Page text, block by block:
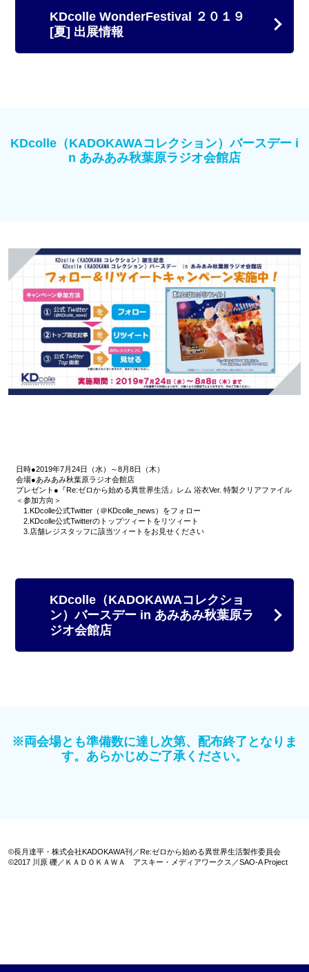
KDcolle WonderFestival ２０１９
[夏] 出展情報
KDcolle（KADOKAWAコレクション）バースデー i
n あみあみ秋葉原ラジオ会館店
日時●2019年7月24日（水）～8月8日（木）
会場●あみあみ秋葉原ラジオ会館店
プレゼント●『Re:ゼロから始める異世界生活』レム 浴衣Ver. 特製クリアファイル
＜参加方向＞
1.KDcolle公式Twitter（＠KDcolle_news）をフォロー
2.KDcolle公式Twitterのトップツィートをリツィート
3.店舗レジスタッフに該当ツィートをお見せください
KDcolle（KADOKAWAコレクショ
ン）バースデー in あみあみ秋葉原ラ
ジオ会館店
※両会場とも準備数に達し次第、配布終了となりま
す。あらかじめご了承ください。
©長月達平・株式会社KADOKAWA刊／Re:ゼロから始める異世界生活製作委員会
©2017 川原 礫／ＫＡＤＯＫＡＷＡ アスキー・メディアワークス／SAO-A Project